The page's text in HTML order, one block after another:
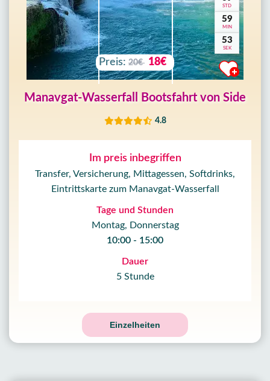
STD
59
MIN
51
SEK
Preis: 20€ 18€
Manavgat-Wasserfall Bootsfahrt von Side
4.8
Im preis inbegriffen
Transfer, Versicherung, Mittagessen, Softdrinks,
Eintrittskarte zum Manavgat-Wasserfall
Tage und Stunden
Montag, Donnerstag
10:00 - 15:00
Dauer
5 Stunde
Einzelheiten